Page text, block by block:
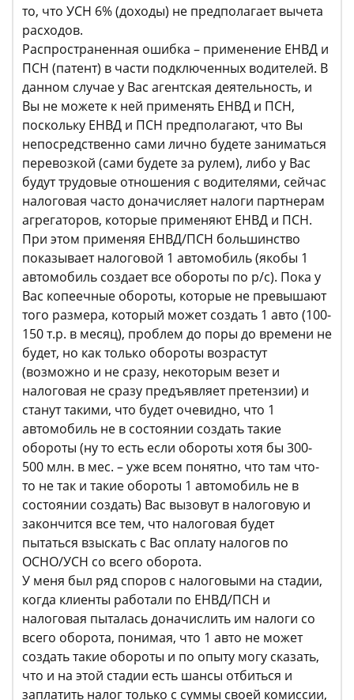
то, что УСН 6% (доходы) не предполагает вычета
расходов.
Распространенная ошибка – применение ЕНВД и
ПСН (патент) в части подключенных водителей. В
данном случае у Вас агентская деятельность, и
Вы не можете к ней применять ЕНВД и ПСН,
поскольку ЕНВД и ПСН предполагают, что Вы
непосредственно сами лично будете заниматься
перевозкой (сами будете за рулем), либо у Вас
будут трудовые отношения с водителями, сейчас
налоговая часто доначисляет налоги партнерам
агрегаторов, которые применяют ЕНВД и ПСН.
При этом применяя ЕНВД/ПСН большинство
показывает налоговой 1 автомобиль (якобы 1
автомобиль создает все обороты по р/с). Пока у
Вас копеечные обороты, которые не превышают
того размера, который может создать 1 авто (100-
150 т.р. в месяц), проблем до поры до времени не
будет, но как только обороты возрастут
(возможно и не сразу, некоторым везет и
налоговая не сразу предъявляет претензии) и
станут такими, что будет очевидно, что 1
автомобиль не в состоянии создать такие
обороты (ну то есть если обороты хотя бы 300-
500 млн. в мес. – уже всем понятно, что там что-
то не так и такие обороты 1 автомобиль не в
состоянии создать) Вас вызовут в налоговую и
закончится все тем, что налоговая будет
пытаться взыскать с Вас оплату налогов по
ОСНО/УСН со всего оборота.
У меня был ряд споров с налоговыми на стадии,
когда клиенты работали по ЕНВД/ПСН и
налоговая пыталась доначислить им налоги со
всего оборота, понимая, что 1 авто не может
создать такие обороты и по опыту могу сказать,
что и на этой стадии есть шансы отбиться и
заплатить налог только с суммы своей комиссии,